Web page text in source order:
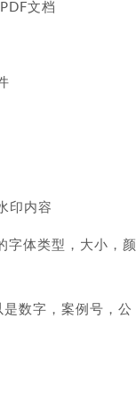
文档
印内容
字体类型，大小，颜
数字，案例号，公